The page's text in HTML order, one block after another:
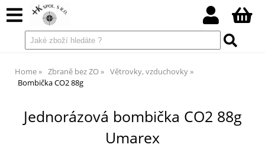
Home Zbraně bez ZO
Větrovky, vzduchovky
Bombička CO2 88g
Jednorázová bombička CO2 88g
Umarex